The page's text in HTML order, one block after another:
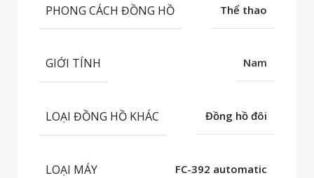
PHONG CÁCH ĐỒNG HỒ Thể thao
GIỚI TÍNH Nam
LOẠI ĐỒNG HỒ KHÁC Đồng hồ đôi
LOẠI MÁY FC-392 automatic